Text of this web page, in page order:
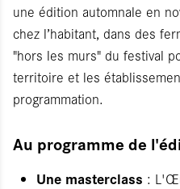
une édition automnale en
chez l’habitant, dans des
"hors les murs" du festival
territoire et les
programmation.
Au programme de
Une masterclass :